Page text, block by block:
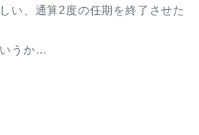
い、通算2度の任期を終了させた
うか…